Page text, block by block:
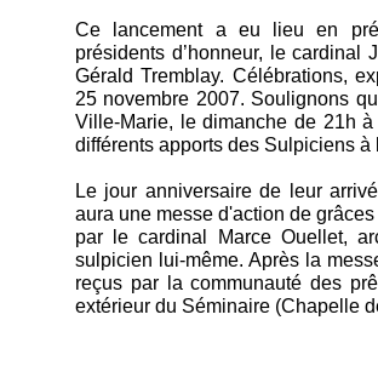
Ce lancement a eu lieu en
présidents d’honneur, le cardinal
Gérald Tremblay. Célébrations,
25 novembre 2007. Soulignons
Ville-Marie, le dimanche de 21h
différents apports des Sulpiciens à
Le jour anniversaire de leur
aura une messe d'action de
par le cardinal Marce Ouellet,
sulpicien lui-même. Après la
reçus par la communauté des
extérieur du Séminaire (Chapelle